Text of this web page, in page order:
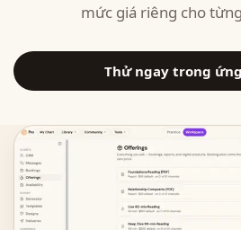
mức giá riêng cho
Thử ngay trong